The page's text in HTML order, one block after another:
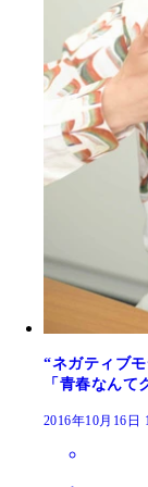
“ネガティブ
「青春なん
2016年10月16日